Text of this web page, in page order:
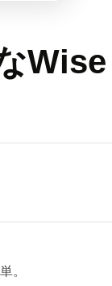
Wise
。